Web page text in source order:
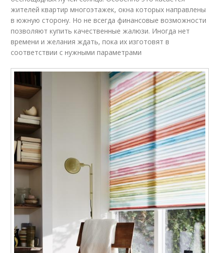
жителей квартир многоэтажек, окна которых направлены
в южную сторону. Но не всегда финансовые возможности
позволяют купить качественные жалюзи. Иногда нет
времени и желания ждать, пока их изготовят в
соответствии с нужными параметрами